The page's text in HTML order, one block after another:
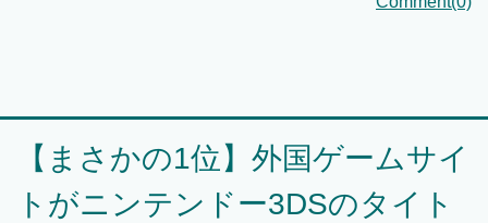
【まさかの1位】外国ゲームサイ
トがニンテンドー3DSのタイト